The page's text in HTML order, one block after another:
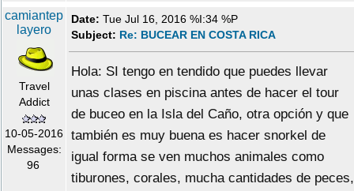
camiantep
layero
Travel
Addict
10-05-2016
Messages:
96
Date: Tue Jul 16, 2016 %I:34 %P
Subject: Re: BUCEAR EN COSTA RICA
Hola: SI tengo en tendido que puedes llevar
unas clases en piscina antes de hacer el tour
de buceo en la Isla del Caño, otra opción y que
también es muy buena es hacer snorkel de
igual forma se ven muchos animales como
tiburones, corales, mucha cantidades de peces,